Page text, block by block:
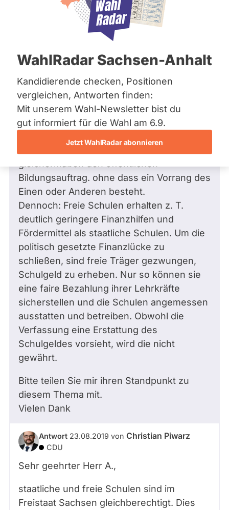
Bremen
Hamburg
Mecklenburg-Vorpommern
Nordrhein-Westfalen
Saarland
Sachsen
Sachsen-Anhalt
Sachsen-Anhalt
Schleswig-Holstein
Thüringen
Archiv
Über uns
Spenden
WahlRadar Sachsen-Anhalt
Kandidierende checken, Positionen
vergleichen, Antworten finden:
Mit unserem Wahl-Newsletter bist du
gut informiert für die Wahl am 6.9.
Jetzt WahlRadar abonnieren
23.08.2019
Frage an Christian Piwarz vonBernd A.
bezüglich Wissenschaft, Forschung
und Technologie
Sehr geehrter Herr Piwarz,
als Vater von 3 schulpflichtigen Kindern
habe ich eine Frage zum Thema Bildung.
Bildungsauftrag. ohne dass ein Vorrang des
Einen oder Anderen besteht.
Dennoch: Freie Schulen erhalten z. T.
deutlich geringere Finanzhilfen und
Fördermittel als staatliche Schulen. Um die
politisch gesetzte Finanzlücke zu
schließen, sind freie Träger gezwungen,
Schulgeld zu erheben. Nur so können sie
eine faire Bezahlung ihrer Lehrkräfte
sicherstellen und die Schulen angemessen
ausstatten und betreiben. Obwohl die
Verfassung eine Erstattung des
Schulgeldes vorsieht, wird die nicht
gewährt.
Bitte teilen Sie mir ihren Standpunkt zu
diesem Thema mit.
Vielen Dank
Antwort 23.08.2019 von Christian Piwarz
CDU
Sehr geehrter Herr A.,
staatliche und freie Schulen sind im
Freistaat Sachsen gleichberechtigt. Dies